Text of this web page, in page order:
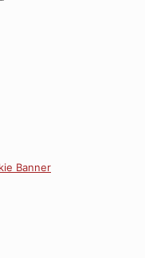
Banner